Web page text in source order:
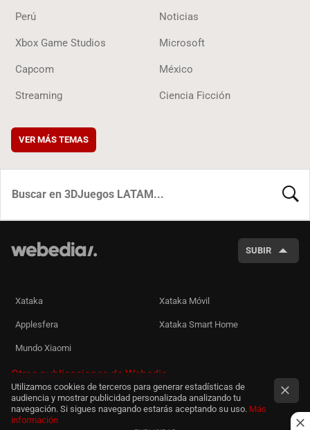
Perú Noticias
Xbox Game Studios Microsoft
Capcom México
Streaming Ciencia Ficción
VER MÁS TEMAS
SUBIR
Xataka Xataka Móvil
Applesfera Xataka Smart Home
Mundo Xiaomi
Otras publicaciones de Webedia
Utilizamos cookies de terceros para generar estadísticas de
audiencia y mostrar publicidad personalizada analizando tu
navegación. Si sigues navegando estarás aceptando su uso. Más
información